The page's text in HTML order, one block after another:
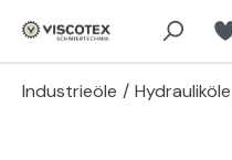
Zum Hauptinhalt springen
Industrieöle / Hydrauliköle